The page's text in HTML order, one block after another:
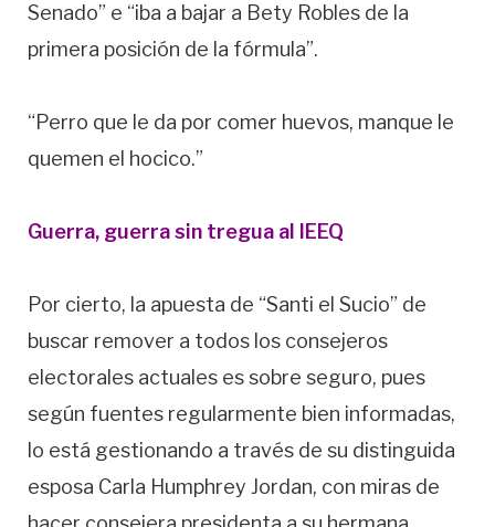
Senado” e “iba a bajar a Bety Robles de la
primera posición de la fórmula”.
“Perro que le da por comer huevos, manque le
quemen el hocico.”
Guerra, guerra sin tregua al IEEQ
Por cierto, la apuesta de “Santi el Sucio” de
buscar remover a todos los consejeros
electorales actuales es sobre seguro, pues
según fuentes regularmente bien informadas,
lo está gestionando a través de su distinguida
esposa Carla Humphrey Jordan, con miras de